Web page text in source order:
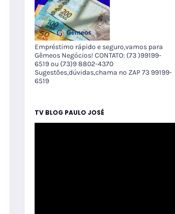
Empréstimo rápido e seguro,vamos para
Gêmeos Negócios! CONTATO: (73 )99199-
6519 ou (73)9 8802-4370
Sugestões,dúvidas,chama no ZAP 73 99199-
6519
TV BLOG PAULO JOSÉ